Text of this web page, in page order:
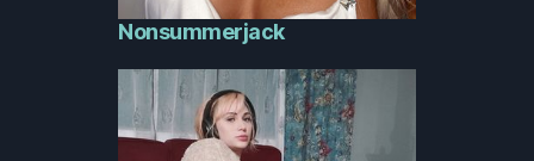
Nonsummerjack